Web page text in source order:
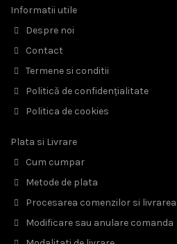
Informatii utile
Despre noi
Contact
Termene si conditii
Politică de confidențialitate
Politica de cookies
Plata si Livrare
Cum cumpar
Metode de plata
Procesarea comenzilor si
Modificare sau anulare comanda